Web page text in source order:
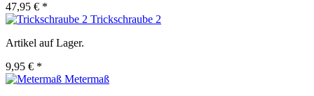
47,95 € *
Trickschraube 2
Artikel auf Lager.
9,95 € *
Metermaß